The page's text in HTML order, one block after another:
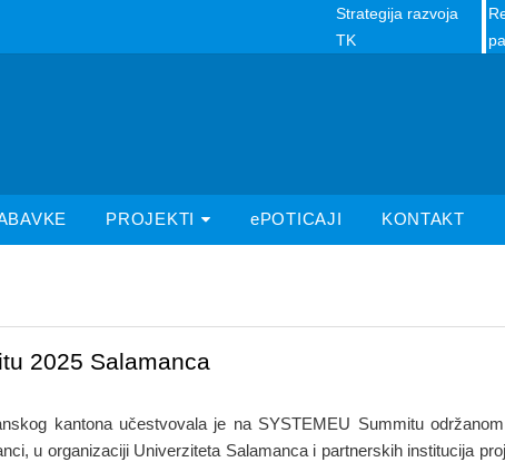
Strategija razvoja
TK
PROJEKTI ePOTICAJI KONTAKT
2025 Salamanca
kantona učestvovala je na SYSTEMEU Summitu
u organizaciji Univerziteta Salamanca i partnerskih institucija